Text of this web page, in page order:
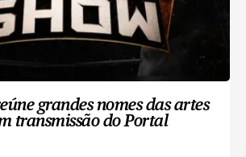
grandes nomes das artes
transmissão do Portal